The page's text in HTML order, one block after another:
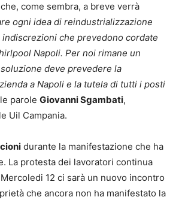
come sembra, a breve verrà
ogni idea di reindustrializzazione
che prevedono cordate
Napoli. Per noi rimane un
deve prevedere la
a Napoli e la tutela di tutti i posti
parole Giovanni Sgambati,
Uil Campania.
durante la manifestazione che ha
La protesta dei lavoratori continua
12 ci sarà un nuovo incontro
che ancora non ha manifestato la